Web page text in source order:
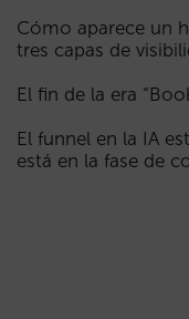
Cómo aparece un
tres capas de
El fin de la era
El funnel en la IA
está en la fase de